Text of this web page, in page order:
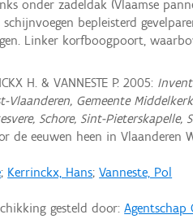
onder zadeldak (Vlaamse
bepleisterd
Linker korfboogpoort,
H. & VANNESTE P. 2005:
Vlaanderen, Gemeente
Schore, Sint-Pieterskapelle,
de eeuwen heen in Vlaanderen
; Kerrinckx, Hans;Vanneste, Pol
gesteld door:Agentschap